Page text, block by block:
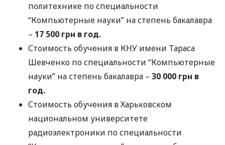
политехнике по специальности
“Компьютерные науки” на степень бакалавра
– 17 500 грн в год.
Стоимость обучения в КНУ имени Тараса
Шевченко по специальности “Компьютерные
науки” на степень бакалавра – 30 000 грн в
год.
Стоимость обучения в Харьковском
национальном университете
радиоэлектроники по специальности